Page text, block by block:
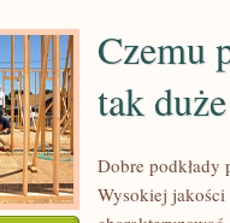
Czemu
tak
Dobre podkłady
Wysokiej jakości